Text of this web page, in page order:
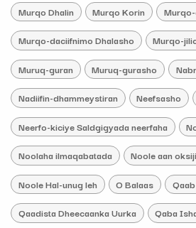
Murqo Dhalin Murqo Korin
Murqo-daciifnimo Dhalasho Murqo-
Muruq-guran Muruq-gurasho
Nadiifin-dhammeystiran Neefsasho
Neerfo-kiciye Saldgigyada neerfaha
Noolaha ilmaqabatada Noole aan
Noole Hal-unug leh O Balaas
Qaadista Dheecaanka Uurka Qaba